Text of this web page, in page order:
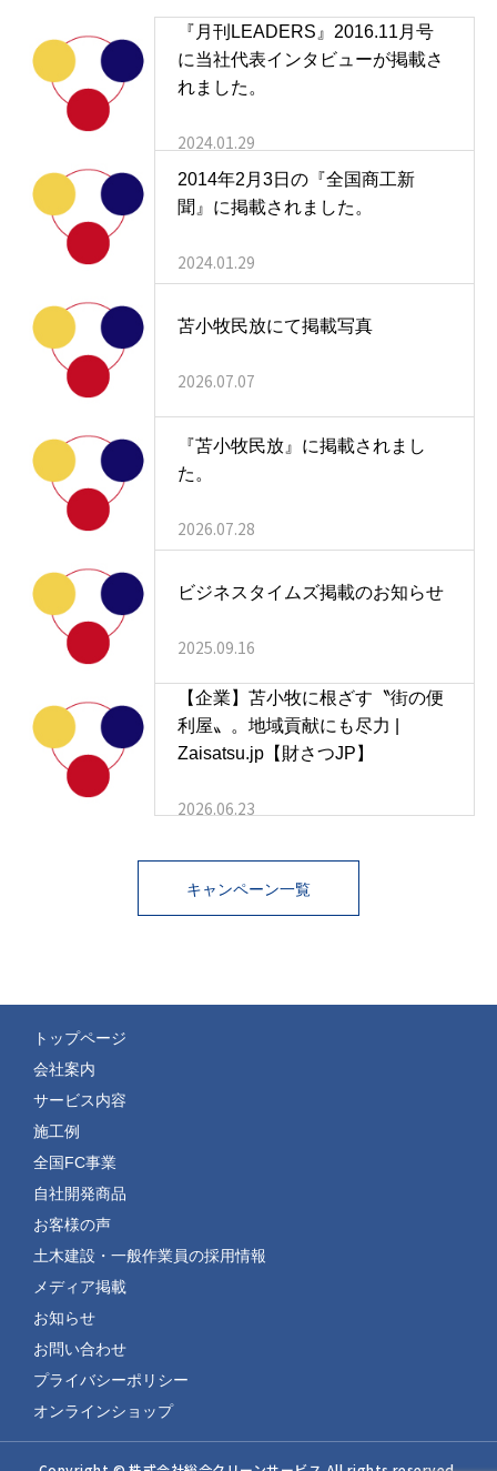
『月刊LEADERS』2016.11月号
に当社代表インタビューが掲載さ
れました。
2024.01.29
2014年2月3日の『全国商工新
聞』に掲載されました。
2024.01.29
苫小牧民放にて掲載写真
2026.07.07
『苫小牧民放』に掲載されまし
た。
2026.07.28
ビジネスタイムズ掲載のお知らせ
2025.09.16
【企業】苫小牧に根ざす〝街の便
利屋〟。地域貢献にも尽力 |
Zaisatsu.jp【財さつJP】
2026.06.23
キャンペーン一覧
トップページ
会社案内
サービス内容
施工例
全国FC事業
自社開発商品
お客様の声
土木建設・一般作業員の採用情報
メディア掲載
お知らせ
お問い合わせ
プライバシーポリシー
オンラインショップ